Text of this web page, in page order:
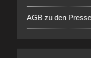
AGB zu den